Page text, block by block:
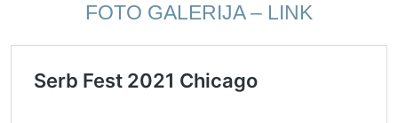
FOTO GALERIJA – LINK